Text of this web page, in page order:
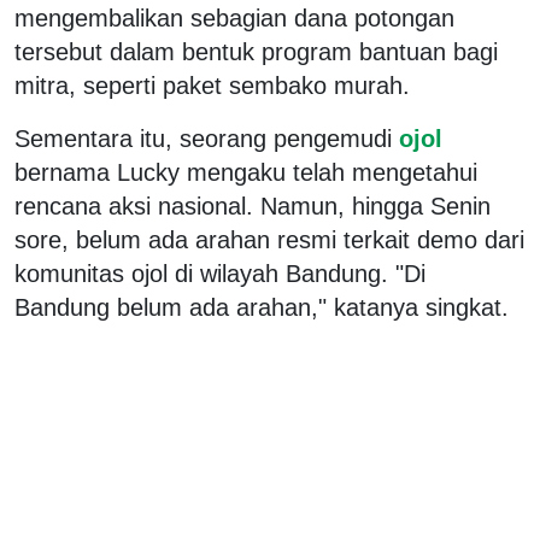
mengembalikan sebagian dana potongan
tersebut dalam bentuk program bantuan bagi
mitra, seperti paket sembako murah.
Sementara itu, seorang pengemudi ojol
bernama Lucky mengaku telah mengetahui
rencana aksi nasional. Namun, hingga Senin
sore, belum ada arahan resmi terkait demo dari
komunitas ojol di wilayah Bandung. "Di
Bandung belum ada arahan," katanya singkat.